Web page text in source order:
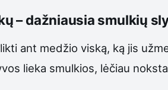
– dažniausia smulkių
ant medžio viską, ką jis
lieka smulkios, lėčiau